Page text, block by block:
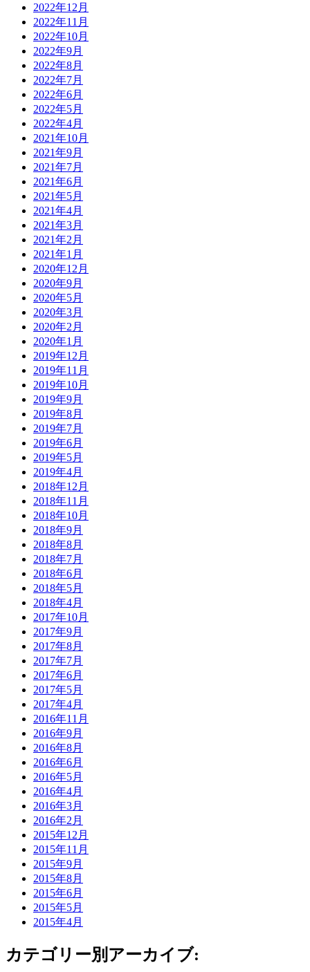
2022年12月
2022年11月
2022年10月
2022年9月
2022年8月
2022年7月
2022年6月
2022年5月
2022年4月
2021年10月
2021年9月
2021年7月
2021年6月
2021年5月
2021年4月
2021年3月
2021年2月
2021年1月
2020年12月
2020年9月
2020年5月
2020年3月
2020年2月
2020年1月
2019年12月
2019年11月
2019年10月
2019年9月
2019年8月
2019年7月
2019年6月
2019年5月
2019年4月
2018年12月
2018年11月
2018年10月
2018年9月
2018年8月
2018年7月
2018年6月
2018年5月
2018年4月
2017年10月
2017年9月
2017年8月
2017年7月
2017年6月
2017年5月
2017年4月
2016年11月
2016年9月
2016年8月
2016年6月
2016年5月
2016年4月
2016年3月
2016年2月
2015年12月
2015年11月
2015年9月
2015年8月
2015年6月
2015年5月
2015年4月
カテゴリー別アーカイブ: